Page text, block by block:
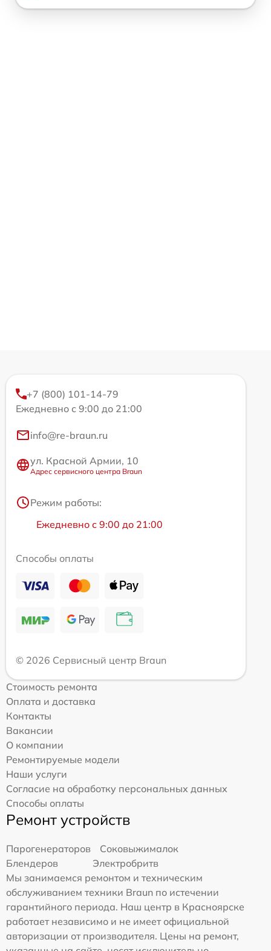
+7 (800) 101-14-79
Ежедневно с 9:00 до 21:00
info@re-braun.ru
ул. Красной Армии, 10
Адрес сервисного центра Braun
Режим работы:
Ежедневно с 9:00 до 21:00
Способы оплаты
© 2026 Сервисный центр Braun
Стоимость ремонта
Оплата и доставка
Контакты
Вакансии
О компании
Ремонтируемые модели
Наши услуги
Согласие на обработку персональных данных
Способы оплаты
Ремонт устройств
Парогенераторов
Соковыжималок
Блендеров
Электробритв
Мы занимаемся ремонтом и техническим
обслуживанием техники Braun по истечении
гарантийного периода. Наш центр в Красноярске
работает независимо и не имеет официальной
авторизации от производителя. Цены на ремонт,